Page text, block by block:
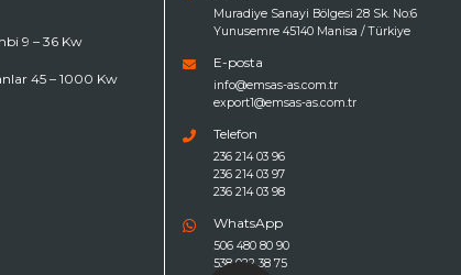
9 – 36 Kw
45 – 1000 Kw
Muradiye Sanayi Bölgesi 28 Sk. No:6
Yunusemre 45140 Manisa / Türkiye
E-posta
info@emsas-as.com.tr
export1@emsas-as.com.tr
Telefon
236 214 03 96
236 214 03 97
236 214 03 98
WhatsApp
506 480 80 90
538 022 38 75